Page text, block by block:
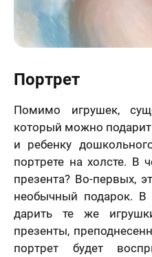
Портрет
Помимо игрушек,
который можно
и ребенку
портрете на холсте. В
презента? Во-первых,
необычный подарок. В
дарить те же
презенты,
портрет будет
Пока не
условия
оферты